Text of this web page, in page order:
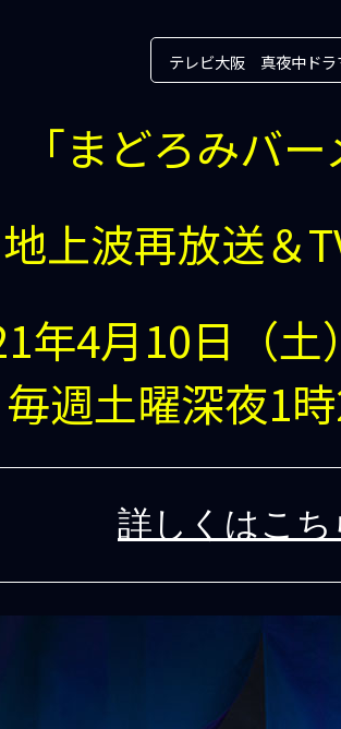
テレビ大阪 真夜中ドラ
「まどろみバー
上波再放送＆
年4月10日（土
毎週土曜深夜1
詳しくはこ